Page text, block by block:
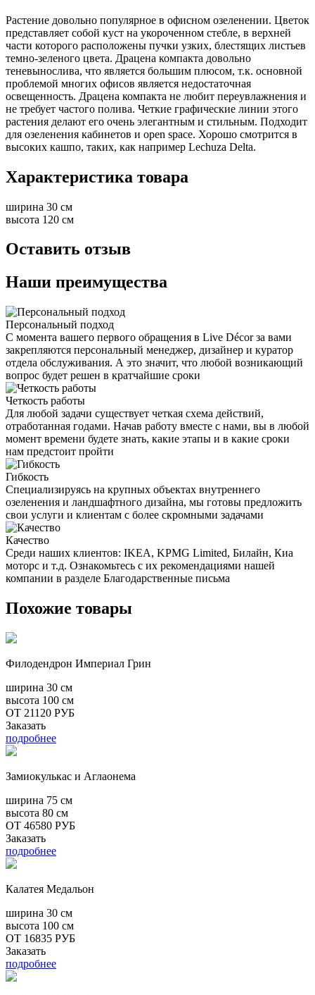
Растение довольно популярное в офисном озеленении. Цветок
представляет собой куст на укороченном стебле, в верхней
части которого расположены пучки узких, блестящих листьев
темно-зеленого цвета. Драцена компакта довольно
теневынослива, что является большим плюсом, т.к. основной
проблемой многих офисов является недостаточная
освещенность. Драцена компакта не любит переувлажнения и
не требует частого полива. Четкие графические линии этого
растения делают его очень элегантным и стильным. Подходит
для озеленения кабинетов и open space. Хорошо смотрится в
высоких кашпо, таких, как например Lechuza Delta.
Характеристика товара
ширина 30 см
высота 120 см
Оставить отзыв
Наши преимущества
Персональный подход
С момента вашего первого обращения в Live Décor за вами
закрепляются персональный менеджер, дизайнер и куратор
отдела обслуживания. А это значит, что любой возникающий
вопрос будет решен в кратчайшие сроки
Четкость работы
Для любой задачи существует четкая схема действий,
отработанная годами. Начав работу вместе с нами, вы в любой
момент времени будете знать, какие этапы и в какие сроки
нам предстоит пройти
Гибкость
Специализируясь на крупных объектах внутреннего
озеленения и ландшафтного дизайна, мы готовы предложить
свои услуги и клиентам с более скромными задачами
Качество
Среди наших клиентов: IKEA, KPMG Limited, Билайн, Киа
моторс и т.д. Ознакомьтесь с их рекомендациями нашей
компании в разделе Благодарственные письма
Похожие товары
Филодендрон Империал Грин
ширина 30 см
высота 100 см
ОТ 21120 РУБ
Заказать
подробнее
Замиокулькас и Аглаонема
ширина 75 см
высота 80 см
ОТ 46580 РУБ
Заказать
подробнее
Калатея Медальон
ширина 30 см
высота 100 см
ОТ 16835 РУБ
Заказать
подробнее